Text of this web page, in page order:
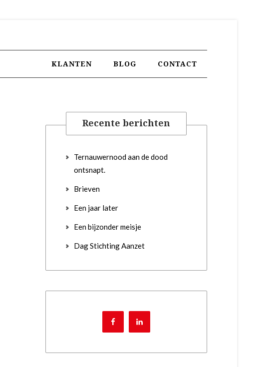
KLANTEN BLOG CONTACT
Recente berichten
Ternauwernood aan de dood
ontsnapt.
Brieven
Een jaar later
Een bijzonder meisje
Dag Stichting Aanzet